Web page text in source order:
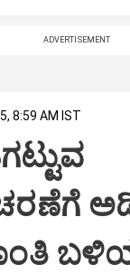
ADVERTISEMENT
8:59 AM IST